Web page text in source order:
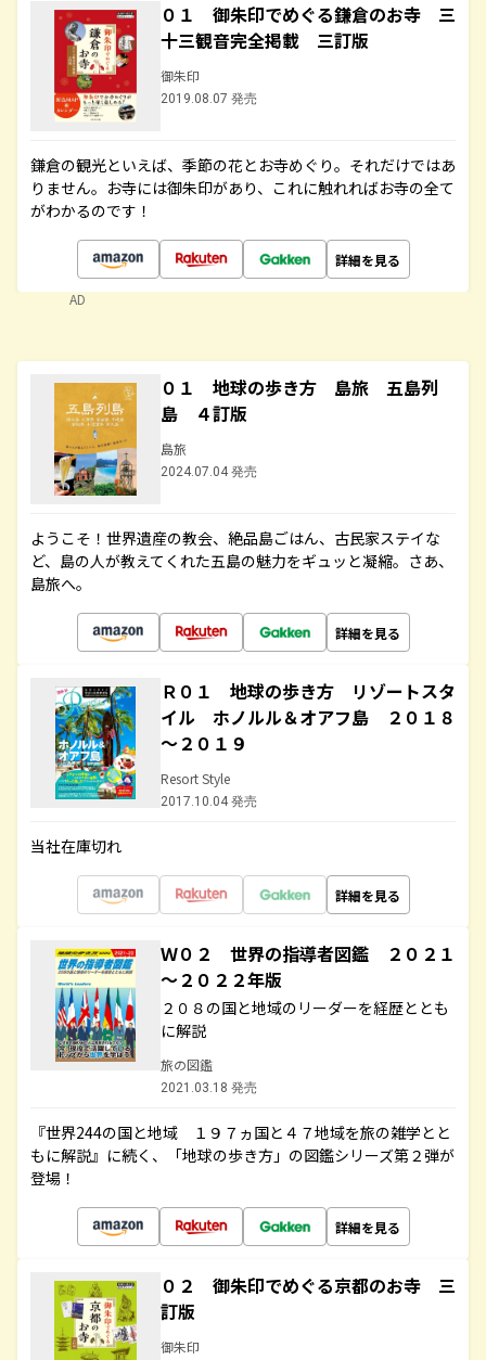
０１ 御朱印でめぐる鎌倉のお寺 三
十三観音完全掲載 三訂版
御朱印
2019.08.07 発売
鎌倉の観光といえば、季節の花とお寺めぐり。それだけではあ
りません。お寺には御朱印があり、これに触れればお寺の全て
がわかるのです！
詳細を見る
AD
０１ 地球の歩き方 島旅 五島列
島 ４訂版
島旅
2024.07.04 発売
ようこそ！世界遺産の教会、絶品島ごはん、古民家ステイな
ど、島の人が教えてくれた五島の魅力をギュッと凝縮。さあ、
島旅へ。
詳細を見る
Ｒ０１ 地球の歩き方 リゾートスタ
イル ホノルル＆オアフ島 ２０１８
～２０１９
Resort Style
2017.10.04 発売
当社在庫切れ
詳細を見る
Ｗ０２ 世界の指導者図鑑 ２０２１
～２０２２年版
２０８の国と地域のリーダーを経歴ととも
に解説
旅の図鑑
2021.03.18 発売
『世界244の国と地域 １９７ヵ国と４７地域を旅の雑学とと
もに解説』に続く、「地球の歩き方」の図鑑シリーズ第２弾が
登場！
詳細を見る
０２ 御朱印でめぐる京都のお寺 三
訂版
御朱印